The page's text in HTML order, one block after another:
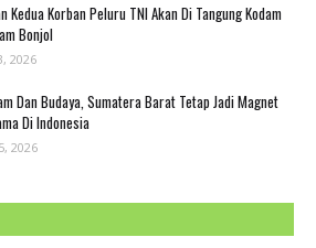
Kedua Korban Peluru TNI Akan Di Tangung Kodam
Bonjol
2026
Dan Budaya, Sumatera Barat Tetap Jadi Magnet
Di Indonesia
2026